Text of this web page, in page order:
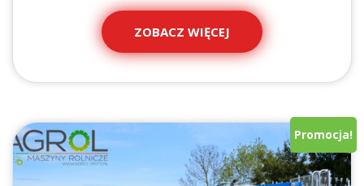
ZOBACZ WIĘCEJ
Promocja!